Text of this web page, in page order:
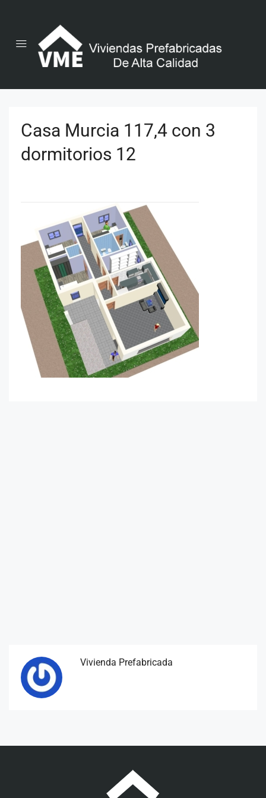
Casa Murcia 117,4 con 3
dormitorios 12
Vivienda Prefabricada